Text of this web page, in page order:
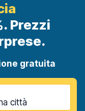
Prezzi
gratuita